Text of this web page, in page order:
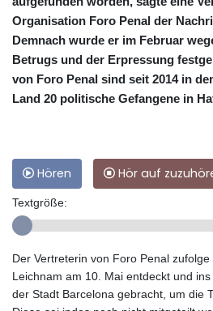
Organisation Foro Penal der
Demnach wurde er im Februar
Betrugs und der Erpressung
von Foro Penal sind seit 2014 in
Land 20 politische Gefangene in
Hören Hör auf
Textgröße:
Der Vertreterin von Foro Penal
Leichnam am 10. Mai entdeckt und
der Stadt Barcelona gebracht, um die